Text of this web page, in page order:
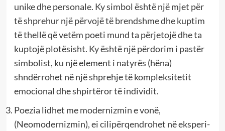
unike dhe personale. Ky simbol është një mjet për
të shprehur një përvojë të brendshme dhe kuptim
të thellë që vetëm poeti mund ta përjetojë dhe ta
kuptojë plotësisht. Ky është një përdorim i pastër
simbolist, ku një element i natyrës (hëna)
shndërrohet në një shprehje të kompleksitetit
emocional dhe shpirtëror të individit.
Poezia lidhet me modernizmin e vonë,
(Neomodernizmin), ei cilipërqendrohet në eksperi-